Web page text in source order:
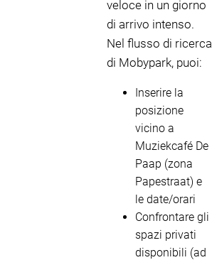
veloce in un giorno
di arrivo intenso.
Nel flusso di ricerca
di Mobypark, puoi:
Inserire la
posizione
vicino a
Muziekcafé De
Paap (zona
Papestraat) e
le date/orari
Confrontare gli
spazi privati
disponibili (ad